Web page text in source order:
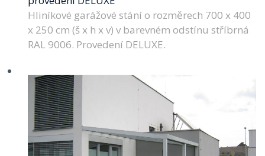
Hliníkové garážové stání o rozměrech 700 x 400
x 250 cm (š x h x v) v barevném odstínu stříbrná
RAL 9006. Provedení DELUXE.